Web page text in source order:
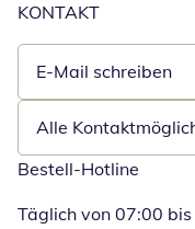
KONTAKT
E-Mail schreiben
Öffnet E-Mail-Client
Alle
Bestell-Hotline
Täglich von 07:00